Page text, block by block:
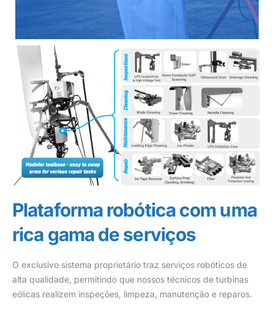
Plataforma robótica com uma
rica gama de serviços
O exclusivo sistema proprietário traz serviços robóticos de
alta qualidade, permitindo que nossos técnicos de turbinas
eólicas realizem inspeções, limpeza, manutenção e reparos.